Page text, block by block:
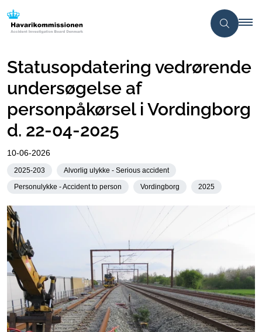
Statusopdatering vedrørende
undersøgelse af
personpåkørsel i Vordingborg
d. 22-04-2025
10-06-2026
2025-203
Alvorlig ulykke - Serious accident
Personulykke - Accident to person
Vordingborg 2025